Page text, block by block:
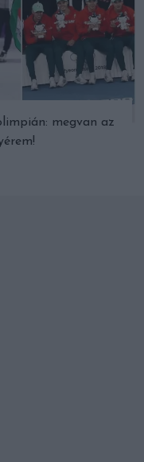
megvan az